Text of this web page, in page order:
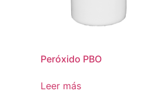
Peróxido PBO
Leer más